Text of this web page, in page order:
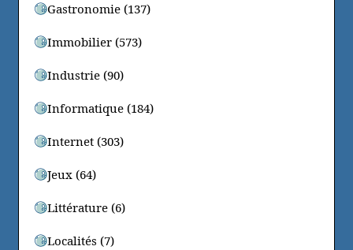
Gastronomie (137)
Immobilier (573)
Industrie (90)
Informatique (184)
Internet (303)
Jeux (64)
Littérature (6)
Localités (7)